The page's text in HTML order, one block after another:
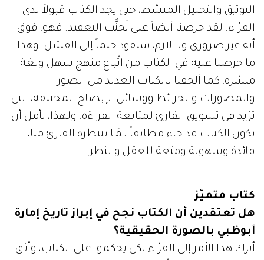
التوثيق والتحليل المبسَّط، حتى يجد الكتاب قبولاً لدى
القرّاء. لقد حرصنا أيضاً على تَجنُّب التعقيد. فهو، فوق
أنه غير ضروري ولا لازم، سيقود حتماً إلى الفشل. وهذا
ما حرصنا عليه في الكتاب من اتّباع منهج سهل ولغة
ميسّرة، كما ألحقنا بالكتاب العديد من الصور
والمصورات والخرائط ووسائل الإيضاح المختلفة، التي
تزيد في تشويق القارئ لمتابعة القراءَة. ولهذا، نأمل أن
يكون الكتاب قد جاء مطابقاً لـمَـا ينتظره القارئ منا،
فائدة وسهولة ومتعة للعقل والنظر.
كتاب متميّز
هل تعتقدين أن الكتاب نجح في إبراز تاريخ إمارة
أبوظبي بالصورة الحقيقية؟
أترك هذا الأمر إلى القرّاء لكي يحكموا على الكتاب، وأثـق